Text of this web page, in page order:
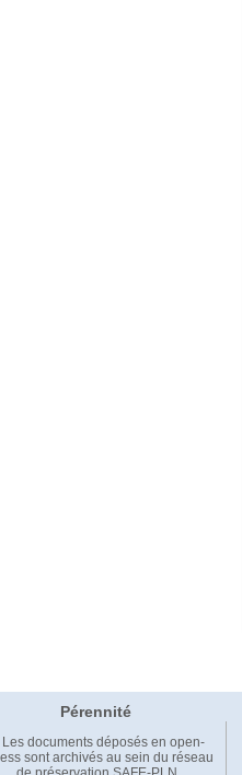
Pérennité
Les documents déposés en open-
sont archivés au sein du réseau